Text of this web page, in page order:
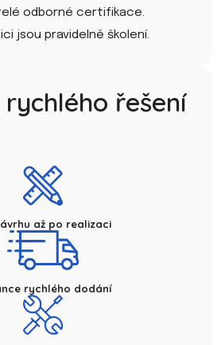
odborné certifikace.
jsou pravidelně školení.
rychlého řešení
až po realizaci
rychlého dodání